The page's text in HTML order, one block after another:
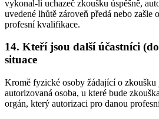
vykonal-li uchazeč zkoušku úspěšně,
uvedené lhůtě zároveň předá nebo zašle
profesní kvalifikace.
14. Kteří jsou další účastníci
situace
Kromě fyzické osoby žádající o zkoušku
autorizovaná osoba, u které bude
orgán, který autorizaci pro danou